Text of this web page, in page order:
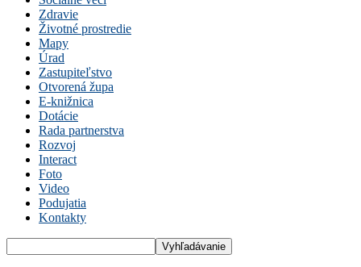
Zdravie
Životné prostredie
Mapy
Úrad
Zastupiteľstvo
Otvorená župa
E-knižnica
Dotácie
Rada partnerstva
Rozvoj
Interact
Foto
Video
Podujatia
Kontakty